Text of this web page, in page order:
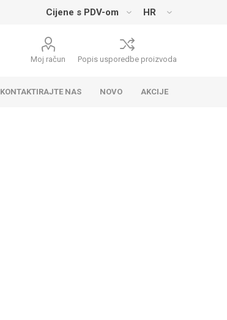
Moj račun Popis usporedbe proizvoda
KONTAKTIRAJTE NAS NOVO AKCIJE